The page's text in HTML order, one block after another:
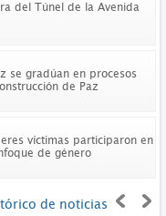
del Túnel de la Avenida
se gradúan en procesos
de Paz
víctimas participaron en
de género
de noticias